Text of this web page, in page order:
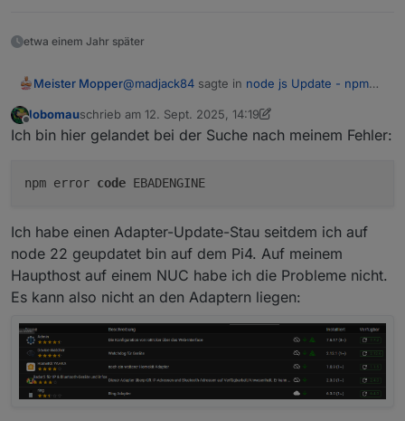
etwa einem Jahr später
Meister Mopper@madjack84 sagte in node js Update - npm
these guys hab vorhin ne Steckdose
ständiger Upgrades.
aus meiner Sicht zu kurz, denn wennICH
darauf zugreifen kann, kann ein anderer, der
auf irgendeine Weise mein System
kompromittiert hat, vortäuschen ICHzu sein.
Hier eine Startrampe für IOT-Sicherheit
Offline
lobomauschrieb am 12. Sept. 2025, 14:19
zuletzt editiert von Homoran9. Dez. 2025, 16:28
Ich bin hier gelandet bei der Suche nach meinem Fehler:
npm error code EBADENGINE
Ich habe einen Adapter-Update-Stau seitdem ich auf
node 22 geupdatet bin auf dem Pi4. Auf meinem
Haupthost auf einem NUC habe ich die Probleme nicht.
Es kann also nicht an den Adaptern liegen: